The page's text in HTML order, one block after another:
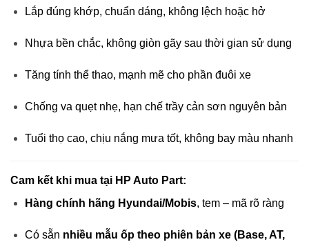
Lắp đúng khớp, chuẩn dáng, không lệch hoặc hở
Nhựa bền chắc, không giòn gãy sau thời gian sử dụng
Tăng tính thể thao, mạnh mẽ cho phần đuôi xe
Chống va quẹt nhẹ, hạn chế trầy cản sơn nguyên bản
Tuổi thọ cao, chịu nắng mưa tốt, không bay màu nhanh
Cam kết khi mua tại HP Auto Part:
Hàng chính hãng Hyundai/Mobis, tem – mã rõ ràng
Có sẵn nhiều mẫu ốp theo phiên bản xe (Base, AT,